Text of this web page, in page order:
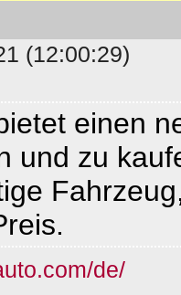
(12:00:29)
einen
und zu
de/